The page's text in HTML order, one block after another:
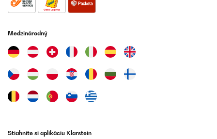
Medzinárodný
Stiahnite si aplikáciu Klarstein